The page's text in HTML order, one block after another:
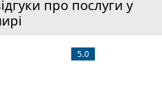
про послуги у
5.0